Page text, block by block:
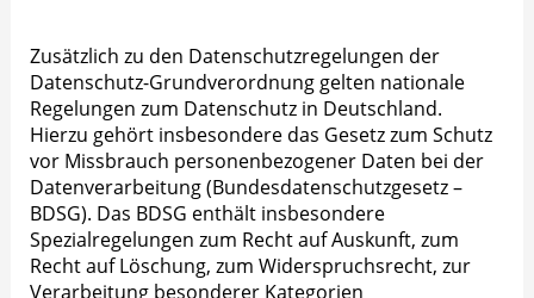
Zusätzlich zu den Datenschutzregelungen der
Datenschutz-Grundverordnung gelten nationale
Regelungen zum Datenschutz in Deutschland.
Hierzu gehört insbesondere das Gesetz zum Schutz
vor Missbrauch personenbezogener Daten bei der
Datenverarbeitung (Bundesdatenschutzgesetz –
BDSG). Das BDSG enthält insbesondere
Spezialregelungen zum Recht auf Auskunft, zum
Recht auf Löschung, zum Widerspruchsrecht, zur
Verarbeitung besonderer Kategorien